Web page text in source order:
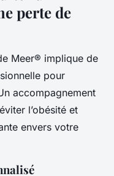
perte de
Meer® implique de
pour
accompagnement
l’obésité et
envers votre